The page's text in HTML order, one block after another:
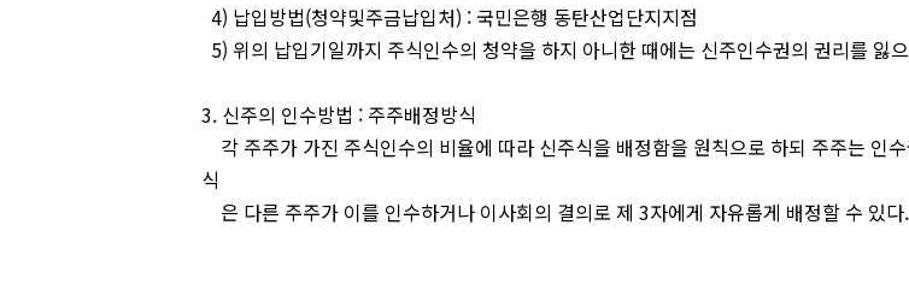
4) 납입방법(청약및주금납입처) : 국민은행 동탄산업단지지점
5) 위의 납입기일까지 주식인수의 청약을 하지 아니한 때에는 신주인수권의 권리를 잃
3. 신주의 인수방법 : 주주배정방식
각 주주가 가진 주식인수의 비율에 따라 신주식을 배정함을 원칙으로 하되 주주는 인
식
은 다른 주주가 이를 인수하거나 이사회의 결의로 제 3자에게 자유롭게 배정할 수 있다.